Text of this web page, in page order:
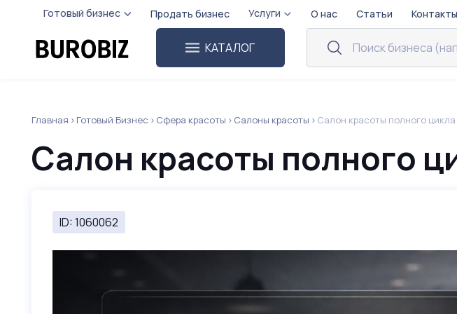
Готовый бизнес Продать бизнес Услуги О нас Статьи Контакты
КАТАЛОГ
Главная Готовый Бизнес Сфера красоты Салоны красоты Салон красоты полного цикла
Салон красоты полного
ID: 1060062